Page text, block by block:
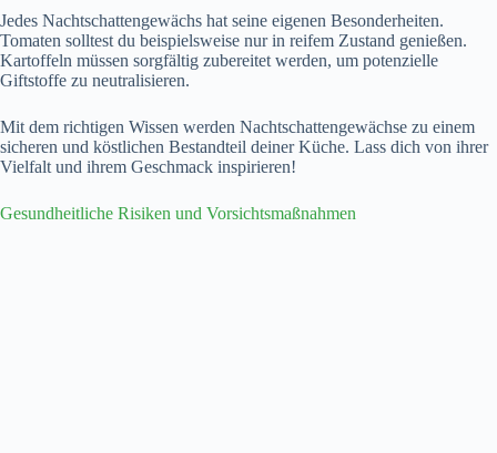
Jedes Nachtschattengewächs hat seine eigenen Besonderheiten.
Tomaten solltest du beispielsweise nur in reifem Zustand genießen.
Kartoffeln müssen sorgfältig zubereitet werden, um potenzielle
Giftstoffe zu neutralisieren.
Mit dem richtigen Wissen werden Nachtschattengewächse zu einem
sicheren und köstlichen Bestandteil deiner Küche. Lass dich von ihrer
Vielfalt und ihrem Geschmack inspirieren!
Gesundheitliche Risiken und Vorsichtsmaßnahmen